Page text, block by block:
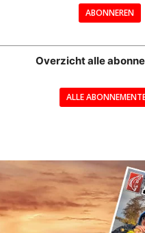
ABONNEREN
Overzicht alle
ALLE